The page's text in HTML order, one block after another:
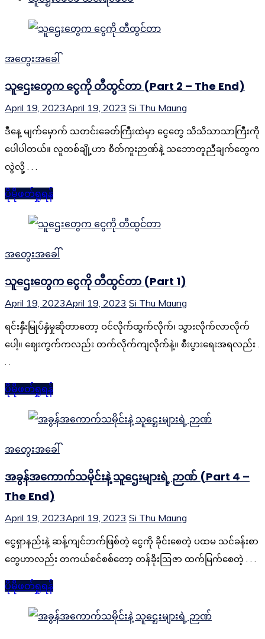
အတွေးအခေါ်
သူဌေးတွေက ငွေကို တီထွင်တာ (Part 2 – The End)
April 19, 2023April 19, 2023 Si Thu Maung
ဒီနေ့ မျက်မှောက် သတင်းခေတ်ကြီးထဲမှာ ငွေတွေ သိသိသာသာကြီးကို
ပေါပါတယ်။ လူတစ်ချို့ဟာ စိတ်ကူးဉာဏ်နဲ့ သဘောတူညီချက်တွေက
လွဲလို့ . . .
ပိုမိုဖတ်ရှုရန်
အတွေးအခေါ်
သူဌေးတွေက ငွေကို တီထွင်တာ (Part 1)
April 19, 2023April 19, 2023 Si Thu Maung
ရင်းနှီးမြုပ်နှံမှုဆိုတာတော့ ဝင်လိုက်ထွက်လိုက်၊ သွားလိုက်လာလိုက်
ပေါ့။ ဈေးကွက်ကလည်း တက်လိုက်ကျလိုက်နဲ့။ စီးပွားရေးအရလည်း .
. .
ပိုမိုဖတ်ရှုရန်
အတွေးအခေါ်
အခွန်အကောက်သမိုင်းနဲ့ သူဌေးများရဲ့ ဉာဏ် (Part 4 –
The End)
April 19, 2023April 19, 2023 Si Thu Maung
ငွေရှာနည်းနဲ့ ဆန့်ကျင်ဘက်ဖြစ်တဲ့ ငွေကို ခိုင်းစေတဲ့ ပထမ သင်ခန်းစာ
တွေဟာလည်း တကယ်စင်စစ်တော့ တန်ခိုးဩဇာ ထက်မြက်စေတဲ့ . . .
ပိုမိုဖတ်ရှုရန်